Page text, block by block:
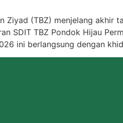
Ziyad (TBZ) menjelang akhir
SDIT TBZ Pondok Hijau
ini berlangsung dengan